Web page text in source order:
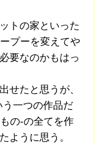
トの家といった
プーを変えてや
要なのかもはっ
せたと思うが、
一つの作品だ
の-の全てを作
ように思う。